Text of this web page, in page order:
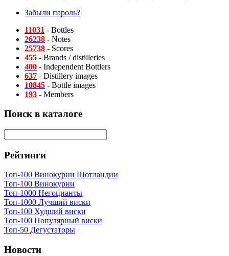
Забыли пароль?
11031 - Bottles
26238 - Notes
25738 - Scores
455 - Brands / distilleries
400 - Independent Bottlers
637 - Distillery images
10845 - Bottle images
193 - Members
Поиск в каталоге
Рейтинги
Топ-100 Винокурни Шотландии
Топ-100 Винокурни
Топ-1000 Негоцианты
Топ-1000 Лучший виски
Топ-100 Худший виски
Топ-100 Популярный виски
Топ-50 Дегустаторы
Новости